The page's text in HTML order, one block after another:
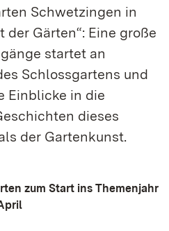
Schwetzingen in
der Gärten“: Eine große
startet an
Schlossgartens und
Einblicke in die
dieses
der Gartenkunst.
zum Start ins Themenjahr